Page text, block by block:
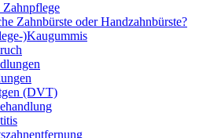
Zahnbürste oder Handzahnbürste?
)Kaugummis
(DVT)